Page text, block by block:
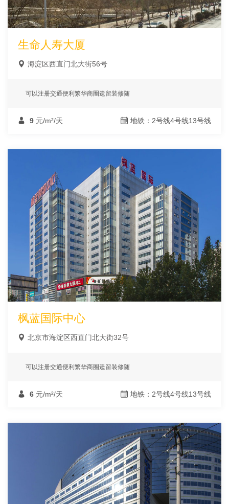
生命人寿大厦
海淀区西直门北大街56号
可以注册交通便利繁华商圈遗留装修随
9 元/m²/天 地铁：2号线4号线13号线
枫蓝国际中心
北京市海淀区西直门北大街32号
可以注册交通便利繁华商圈遗留装修随
6 元/m²/天 地铁：2号线4号线13号线